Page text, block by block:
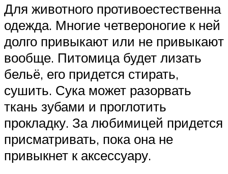
Для животного противоестественна
одежда. Многие четвероногие к ней
долго привыкают или не привыкают
вообще. Питомица будет лизать
бельё, его придется стирать,
сушить. Сука может разорвать
ткань зубами и проглотить
прокладку. За любимицей придется
присматривать, пока она не
привыкнет к аксессуару.